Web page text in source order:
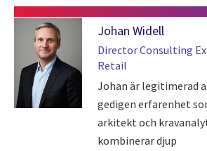
Johan Widell
Director Consulting
Retail
Johan är legitimerad
gedigen erfarenhet
arkitekt och
kombinerar djup